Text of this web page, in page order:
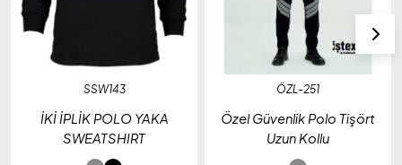
SSW143
İKİ İPLİK POLO YAKA
SWEATSHIRT
ÖZL-251
Özel Güvenlik Polo Tişört
Uzun Kollu